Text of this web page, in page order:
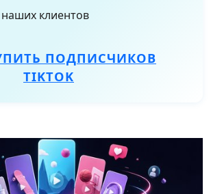
клиентов
ПОДПИСЧИКОВ
TIKTOK